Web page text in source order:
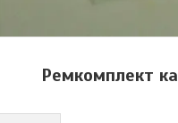
Ремкомплект